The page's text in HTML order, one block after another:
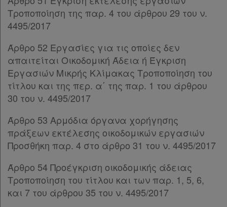
συνδρομητές
Τα
αγαπημένα
μου
Οι
σημειώσεις
μου
Ψάχνω
και
δε
Παρ.3
Παρ.4
Άρθρο 93Α
ΚΕΦΑΛΑΙΟ Θ΄ [-]
Άρθρο 94
Άρθρο 95 [-]
Παρ.1
Παρ.2
Παρ.3
Άρθρο 95Α [-]
Παρ.1
Παρ.2
Παρ.3
Παρ.4
Τροποποίηση της παρ. 4 του άρθρου 29 του ν.
4495/2017
Άρθρο 52 Εργασίες για τις οποίες δεν
απαιτείται Οικοδομική Άδεια ή Έγκριση
Εργασιών Μικρής Κλίμακας Τροποποίηση του
τίτλου και της περ. α΄ της παρ. 1 του άρθρου
30 του ν. 4495/2017
Άρθρο 53 Αρμόδια όργανα χορήγησης
πράξεων εκτέλεσης οικοδομικών εργασιών
Προσθήκη παρ. 4 στο άρθρο 31 του ν. 4495/2017
Άρθρο 54 Προέγκριση οικοδομικής άδειας
Τροποποίηση του τίτλου και των παρ. 1, 5, 6,
και 7 του άρθρου 35 του ν. 4495/2017